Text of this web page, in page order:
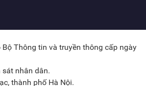
Thông tin và truyền thông cấp ngày
nhân dân.
thành phố Hà Nội.